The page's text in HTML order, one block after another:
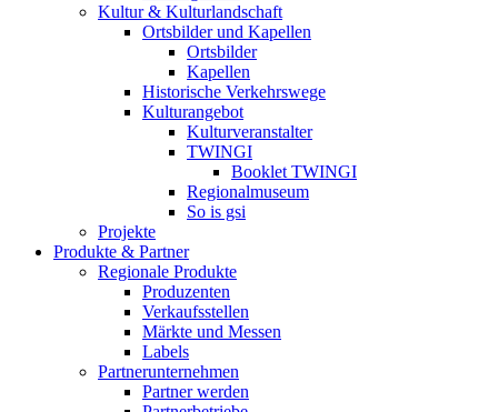
Kultur & Kulturlandschaft
Ortsbilder und Kapellen
Ortsbilder
Kapellen
Historische Verkehrswege
Kulturangebot
Kulturveranstalter
TWINGI
Booklet TWINGI
Regionalmuseum
So is gsi
Projekte
Produkte & Partner
Regionale Produkte
Produzenten
Verkaufsstellen
Märkte und Messen
Labels
Partnerunternehmen
Partner werden